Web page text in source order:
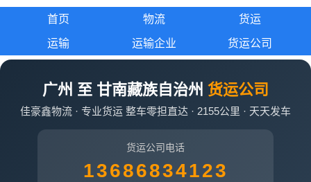
首页 物流 货运
运输 运输企业 货运公司
广州 至 甘南藏族自治州 货运公司
佳豪鑫物流 · 专业货运 整车零担直达 · 2155公里 · 天天发车
货运公司电话
13686834123